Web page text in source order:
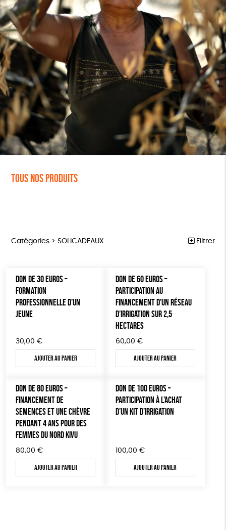
Tous nos produits
Catégories > SOLICADEAUX Filtrer
ÉPICERIE
MAISON
BIEN-ÊTRE
PAPETERIE
JEUX
SOLICADEAUX
TOUT
Par défaut
Nouveauté
Disponibilité
Prix
Tous
0 € - 50 €
100 € - 150 €
150 € - 200 €
Couleur
Blanc Pur Bleu Marine
vert amande violet
Fabrication artisanale Oeko-Tex
Fabriqué en Espagne GOTS
Biodégradable FSC
DON DE 30 EUROS –
FORMATION
PROFESSIONNELLE D’UN
JEUNE
30,00 €
Ajouter au panier
DON DE 60 EUROS –
PARTICIPATION AU
FINANCEMENT D’UN RÉSEAU
D’IRRIGATION SUR 2,5
HECTARES
60,00 €
Ajouter au panier
DON DE 80 EUROS –
FINANCEMENT DE
SEMENCES ET UNE CHÈVRE
PENDANT 4 ANS POUR DES
FEMMES DU NORD KIVU
80,00 €
Ajouter au panier
DON DE 100 EUROS –
PARTICIPATION À L’ACHAT
D’UN KIT D’IRRIGATION
100,00 €
Ajouter au panier